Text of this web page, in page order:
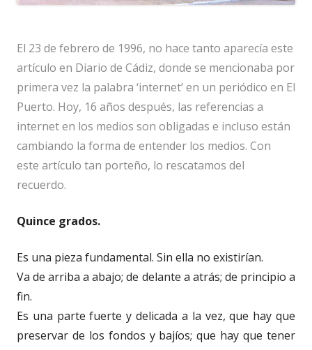
El 23 de febrero de 1996, no hace tanto aparecía este
artículo en Diario de Cádiz, donde se mencionaba por
primera vez la palabra ‘internet’ en un periódico en El
Puerto. Hoy, 16 años después, las referencias a
internet en los medios son obligadas e incluso están
cambiando la forma de entender los medios. Con
este artículo tan porteño, lo rescatamos del
recuerdo.
Quince grados.
Es una pieza fundamental. Sin ella no existirían.
Va de arriba a abajo; de delante a atrás; de principio a
fin.
Es una parte fuerte y delicada a la vez, que hay que
preservar de los fondos y bajíos; que hay que tener